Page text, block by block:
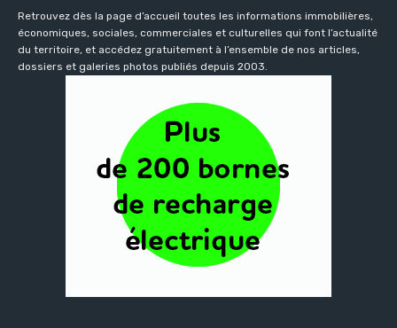
Retrouvez dès la page d’accueil toutes les informations immobilières,
économiques, sociales, commerciales et culturelles qui font l’actualité
du territoire, et accédez gratuitement à l’ensemble de nos articles,
dossiers et galeries photos publiés depuis 2003.